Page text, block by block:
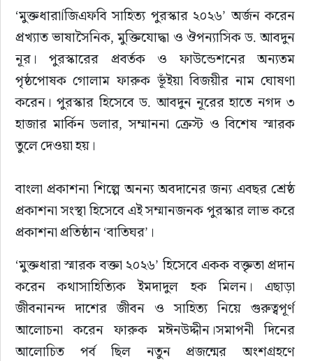
‘মুক্তধারাÍজিএফবি সাহিত্য পুরস্কার ২০২৬’ অর্জন করেন
প্রখ্যাত ভাষাসৈনিক, মুক্তিযোদ্ধা ও ঔপন্যাসিক ড. আবদুন
নূর। পুরস্কারের প্রবর্তক ও ফাউন্ডেশনের অন্যতম
পৃষ্ঠপোষক গোলাম ফারুক ভূঁইয়া বিজয়ীর নাম ঘোষণা
করেন। পুরস্কার হিসেবে ড. আবদুন নূরের হাতে নগদ ৩
হাজার মার্কিন ডলার, সম্মাননা ক্রেস্ট ও বিশেষ স্মারক
তুলে দেওয়া হয়।
বাংলা প্রকাশনা শিল্পে অনন্য অবদানের জন্য এবছর শ্রেষ্ঠ
প্রকাশনা সংস্থা হিসেবে এই সম্মানজনক পুরস্কার লাভ করে
প্রকাশনা প্রতিষ্ঠান ‘বাতিঘর’।
‘মুক্তধারা স্মারক বক্তা ২০২৬’ হিসেবে একক বক্তৃতা প্রদান
করেন কথাসাহিত্যিক ইমদাদুল হক মিলন। এছাড়া
জীবনানন্দ দাশের জীবন ও সাহিত্য নিয়ে গুরুত্বপূর্ণ
আলোচনা করেন ফারুক মঈনউদ্দীন।সমাপনী দিনের
আলোচিত পর্ব ছিল নতুন প্রজন্মের অংশগ্রহণে